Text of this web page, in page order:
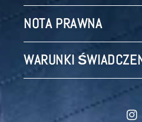
NOTA PRAWNA
WARUNKI